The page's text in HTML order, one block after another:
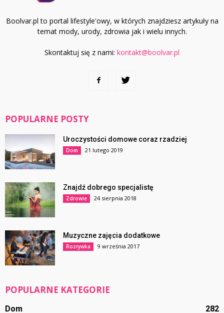
Boolvar.pl to portal lifestyle'owy, w których znajdziesz artykuły na
temat mody, urody, zdrowia jak i wielu innych.
Skontaktuj się z nami: kontakt@boolvar.pl
POPULARNE POSTY
Uroczystości domowe coraz rzadziej
Dom 21 lutego 2019
Znajdź dobrego specjalistę
Zdrowie 24 sierpnia 2018
Muzyczne zajęcia dodatkowe
Rozrywka 9 września 2017
POPULARNE KATEGORIE
Dom 282